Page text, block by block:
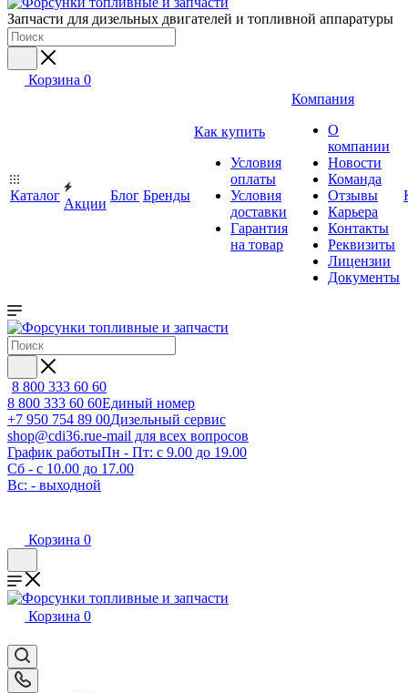
Запчасти для дизельных двигателей и топливной аппаратуры
Корзина 0
Каталог
Акции
Блог Бренды
Как купить
Условия
оплаты
Условия
доставки
Гарантия
на товар
Компания
О
компании
Новости
Команда
Отзывы
Карьера
Контакты
Реквизиты
Лицензии
Документы
8 800 333 60 60
8 800 333 60 60Единый номер
+7 950 754 89 00Дизельный сервис
shop@cdi36.rue-mail для всех вопросов
График работыПн - Пт: с 9.00 до 19.00
Сб - с 10.00 до 17.00
Вс: - выходной
Корзина 0
Корзина 0